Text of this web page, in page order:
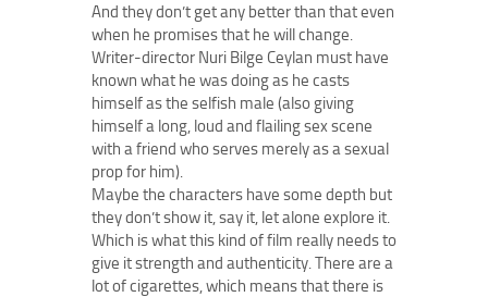
And they don’t get any better than that even
when he promises that he will change.
Writer-director Nuri Bilge Ceylan must have
known what he was doing as he casts
himself as the selfish male (also giving
himself a long, loud and flailing sex scene
with a friend who serves merely as a sexual
prop for him).
Maybe the characters have some depth but
they don’t show it, say it, let alone explore it.
Which is what this kind of film really needs to
give it strength and authenticity. There are a
lot of cigarettes, which means that there is